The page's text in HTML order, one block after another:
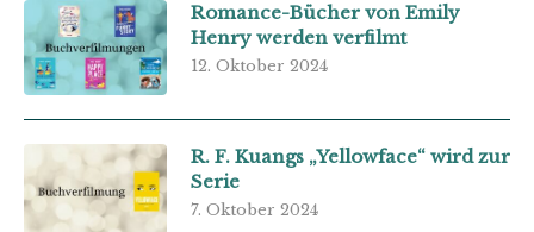
Romance-Bücher von Emily
Henry werden verfilmt
12. Oktober 2024
R. F. Kuangs „Yellowface“ wird zur
Serie
7. Oktober 2024